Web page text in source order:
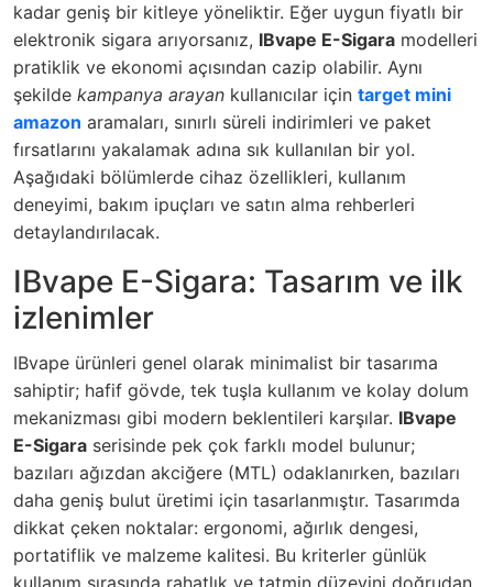
kadar geniş bir kitleye yöneliktir. Eğer uygun fiyatlı bir
elektronik sigara arıyorsanız, IBvape E-Sigara modelleri
pratiklik ve ekonomi açısından cazip olabilir. Aynı
şekilde kampanya arayan kullanıcılar için target mini
amazon aramaları, sınırlı süreli indirimleri ve paket
fırsatlarını yakalamak adına sık kullanılan bir yol.
Aşağıdaki bölümlerde cihaz özellikleri, kullanım
deneyimi, bakım ipuçları ve satın alma rehberleri
detaylandırılacak.
IBvape E-Sigara: Tasarım ve ilk
izlenimler
IBvape ürünleri genel olarak minimalist bir tasarıma
sahiptir; hafif gövde, tek tuşla kullanım ve kolay dolum
mekanizması gibi modern beklentileri karşılar. IBvape
E-Sigara serisinde pek çok farklı model bulunur;
bazıları ağızdan akciğere (MTL) odaklanırken, bazıları
daha geniş bulut üretimi için tasarlanmıştır. Tasarımda
dikkat çeken noktalar: ergonomi, ağırlık dengesi,
portatiflik ve malzeme kalitesi. Bu kriterler günlük
kullanım sırasında rahatlık ve tatmin düzeyini doğrudan